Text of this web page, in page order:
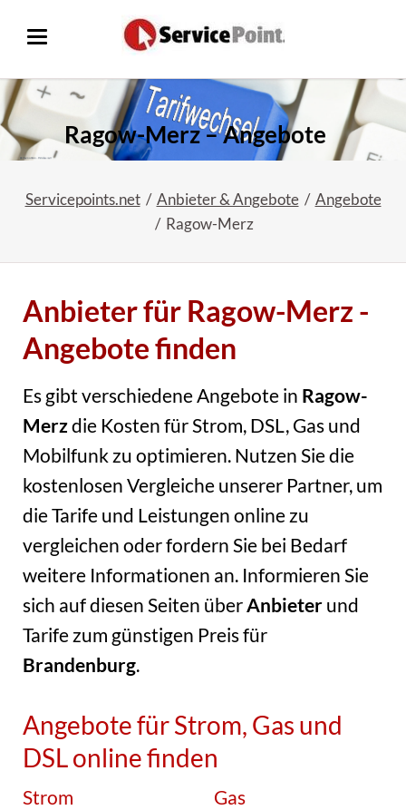
Ragow-Merz – Angebote
Servicepoints.net Anbieter & Angebote
Angebote
Ragow-Merz
Anbieter für Ragow-Merz -
Angebote finden
Es gibt verschiedene Angebote in Ragow-
Merzdie Kosten für Strom, DSL, Gas und
Mobilfunk zu optimieren. Nutzen Sie die
kostenlosen Vergleiche unserer Partner, um
die Tarife und Leistungen online zu
vergleichen oder fordern Sie bei Bedarf
weitere Informationen an. Informieren Sie
sich auf diesen Seiten überAnbieterund
Tarife zum günstigen Preis für
Brandenburg.
Angebote für Strom, Gas und
DSL online finden
Strom Gas